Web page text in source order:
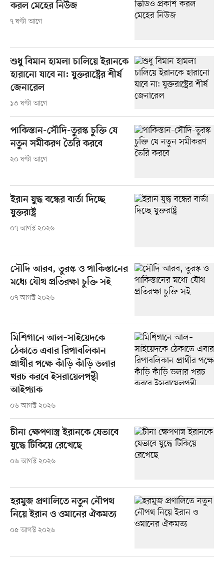
করল মেহের নিউজ
৭ ঘণ্টা আগে
শুধু বিমান হামলা চালিয়ে ইরানকে
হারানো যাবে না: যুক্তরাষ্ট্রের শীর্ষ
জেনারেল
১৩ ঘণ্টা আগে
পাকিস্তান-সৌদি-তুরস্ক চুক্তি যে
নতুন সমীকরণ তৈরি করবে
২০ ঘণ্টা আগে
ইরান যুদ্ধ বন্ধের বার্তা দিচ্ছে
যুক্তরাষ্ট্র
০৭ আগস্ট ২০২৬
সৌদি আরব, তুরস্ক ও পাকিস্তানের
মধ্যে যৌথ প্রতিরক্ষা চুক্তি সই
০৭ আগস্ট ২০২৬
মিশিগানে আল–সাইয়েদকে
ঠেকাতে এবার রিপাবলিকান
প্রার্থীর পক্ষে কাঁড়ি কাঁড়ি ডলার
খরচ করবে ইসরায়েলপন্থী
আইপ্যাক
০৬ আগস্ট ২০২৬
চীনা ক্ষেপণাস্ত্র ইরানকে যেভাবে
যুদ্ধে টিকিয়ে রেখেছে
০৬ আগস্ট ২০২৬
হরমুজ প্রণালিতে নতুন নৌপথ
নিয়ে ইরান ও ওমানের ঐকমত্য
০৫ আগস্ট ২০২৬